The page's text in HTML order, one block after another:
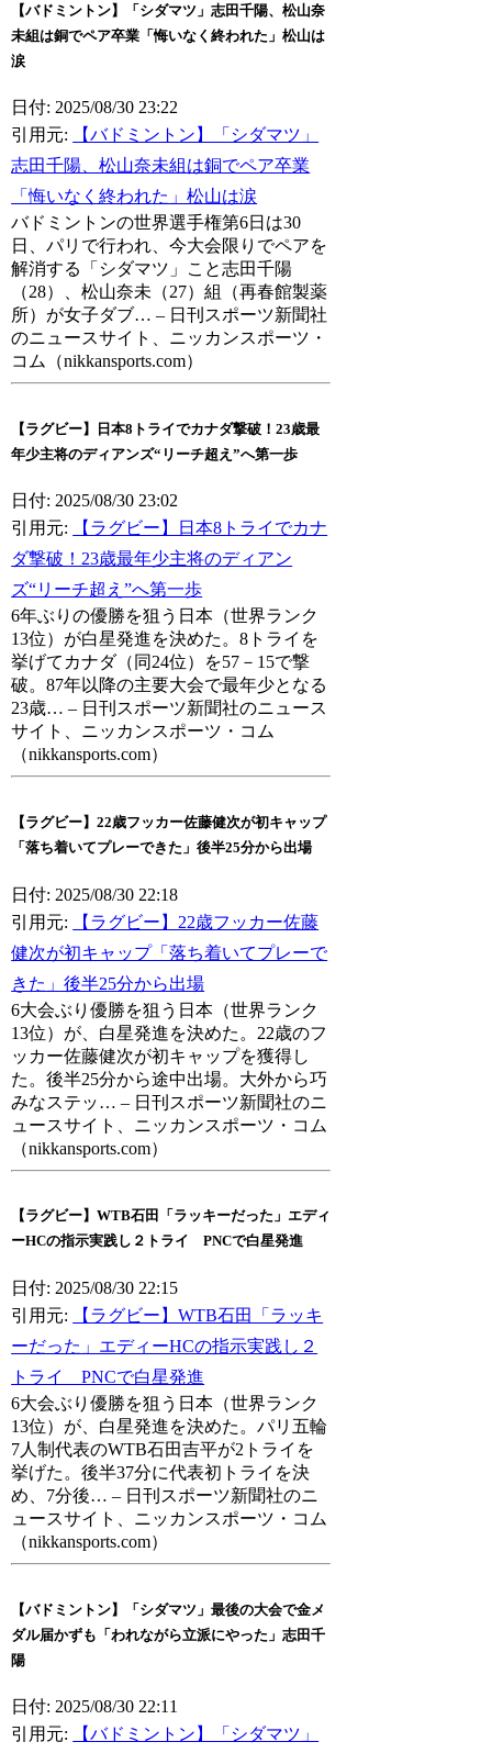
【バドミントン】「シダマツ」志田千陽、松山奈
未組は銅でペア卒業「悔いなく終われた」松山は
涙
日付: 2025/08/30 23:22
引用元:
【バドミントン】「シダマツ」
志田千陽、松山奈未組は銅でペア卒業
「悔いなく終われた」松山は涙
バドミントンの世界選手権第6日は30
日、パリで行われ、今大会限りでペアを
解消する「シダマツ」こと志田千陽
（28）、松山奈未（27）組（再春館製薬
所）が女子ダブ… – 日刊スポーツ新聞社
のニュースサイト、ニッカンスポーツ・
コム（nikkansports.com）
【ラグビー】日本8トライでカナダ撃破！23歳最
年少主将のディアンズ“リーチ超え”へ第一歩
日付: 2025/08/30 23:02
引用元:
【ラグビー】日本8トライでカナ
ダ撃破！23歳最年少主将のディアン
ズ“リーチ超え”へ第一歩
6年ぶりの優勝を狙う日本（世界ランク
13位）が白星発進を決めた。8トライを
挙げてカナダ（同24位）を57－15で撃
破。87年以降の主要大会で最年少となる
23歳… – 日刊スポーツ新聞社のニュース
サイト、ニッカンスポーツ・コム
（nikkansports.com）
【ラグビー】22歳フッカー佐藤健次が初キャップ
「落ち着いてプレーできた」後半25分から出場
日付: 2025/08/30 22:18
引用元:
【ラグビー】22歳フッカー佐藤
健次が初キャップ「落ち着いてプレーで
きた」後半25分から出場
6大会ぶり優勝を狙う日本（世界ランク
13位）が、白星発進を決めた。22歳のフ
ッカー佐藤健次が初キャップを獲得し
た。後半25分から途中出場。大外から巧
みなステッ… – 日刊スポーツ新聞社のニ
ュースサイト、ニッカンスポーツ・コム
（nikkansports.com）
【ラグビー】WTB石田「ラッキーだった」エディ
ーHCの指示実践し２トライ PNCで白星発進
日付: 2025/08/30 22:15
引用元:
【ラグビー】WTB石田「ラッキ
ーだった」エディーHCの指示実践し２
トライ PNCで白星発進
6大会ぶり優勝を狙う日本（世界ランク
13位）が、白星発進を決めた。パリ五輪
7人制代表のWTB石田吉平が2トライを
挙げた。後半37分に代表初トライを決
め、7分後… – 日刊スポーツ新聞社のニ
ュースサイト、ニッカンスポーツ・コム
（nikkansports.com）
【バドミントン】「シダマツ」最後の大会で金メ
ダル届かずも「われながら立派にやった」志田千
陽
日付: 2025/08/30 22:11
引用元:
【バドミントン】「シダマツ」